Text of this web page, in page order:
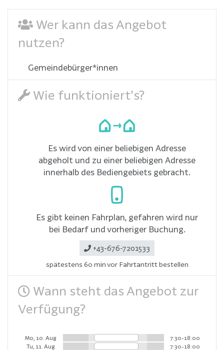
Wer kann das Angebot
nutzen?
Gemeindebürger*innen
Wie funktioniert's?
Es wird von einer beliebigen Adresse
abgeholt und zu einer beliebigen Adresse
innerhalb des Bediengebiets gebracht.
Es gibt keinen Fahrplan, gefahren wird nur
bei Bedarf und vorheriger Buchung.
+43-676-7201533
spätestens 60 min vor Fahrtantritt bestellen
Wann steht das Angebot zur
Verfügung?
Mo, 10. Aug
7:30-18:00
Tu, 11. Aug
7:30-18:00